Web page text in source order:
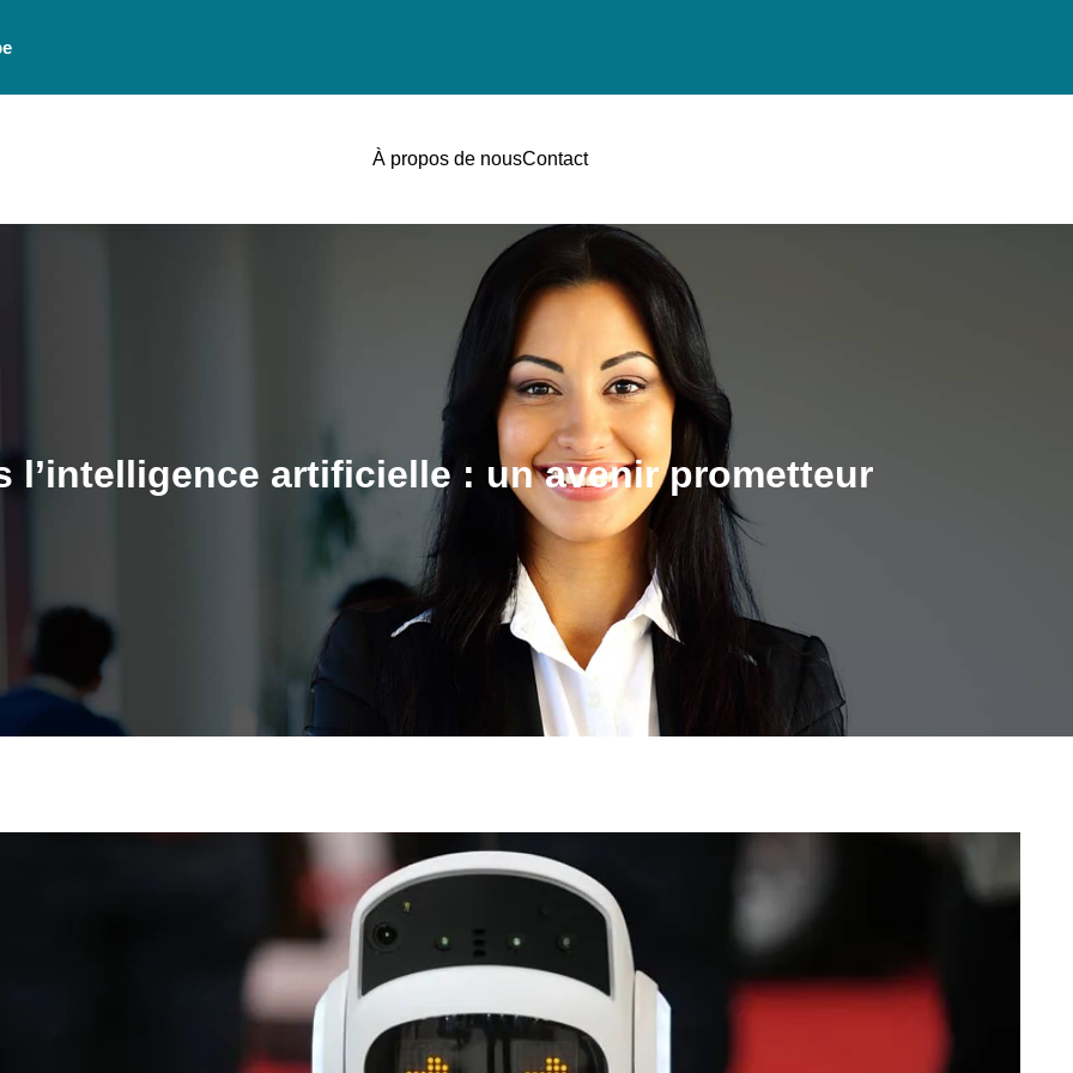
À propos de nousContact
l’intelligence artificielle : un avenir prometteur